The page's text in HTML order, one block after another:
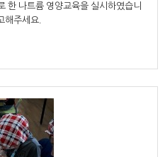
한 나트륨 영양교육을 실시하였습니
해주세요.